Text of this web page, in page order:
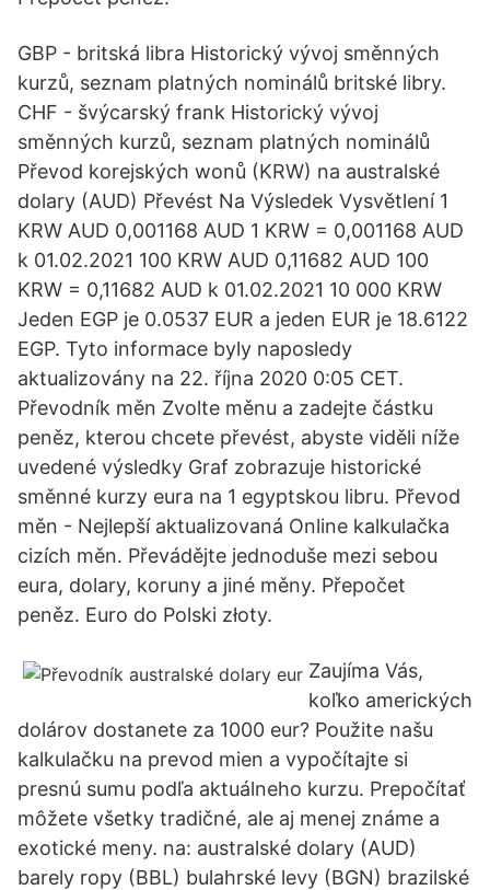
GBP - britská libra Historický vývoj směnných
kurzů, seznam platných nominálů britské libry.
CHF - švýcarský frank Historický vývoj
směnných kurzů, seznam platných nominálů
Převod korejských wonů (KRW) na australské
dolary (AUD) Převést Na Výsledek Vysvětlení 1
KRW AUD 0,001168 AUD 1 KRW = 0,001168 AUD
k 01.02.2021 100 KRW AUD 0,11682 AUD 100
KRW = 0,11682 AUD k 01.02.2021 10 000 KRW
Jeden EGP je 0.0537 EUR a jeden EUR je 18.6122
EGP. Tyto informace byly naposledy
aktualizovány na 22. října 2020 0:05 CET.
Převodník měn Zvolte měnu a zadejte částku
peněz, kterou chcete převést, abyste viděli níže
uvedené výsledky Graf zobrazuje historické
směnné kurzy eura na 1 egyptskou libru. Převod
měn - Nejlepší aktualizovaná Online kalkulačka
cizích měn. Převádějte jednoduše mezi sebou
eura, dolary, koruny a jiné měny. Přepočet
peněz. Euro do Polski złoty.
Zaujíma Vás,
koľko amerických
dolárov dostanete za 1000 eur? Použite našu
kalkulačku na prevod mien a vypočítajte si
presnú sumu podľa aktuálneho kurzu. Prepočítať
môžete všetky tradičné, ale aj menej známe a
exotické meny. na: australské dolary (AUD)
barely ropy (BBL) bulahrské levy (BGN) brazilské